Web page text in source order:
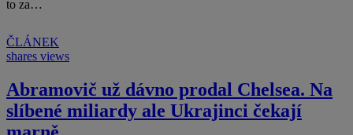
to za…
ČLÁNEK
shares views
Abramovič už dávno prodal Chelsea. Na
slíbené miliardy ale Ukrajinci čekají